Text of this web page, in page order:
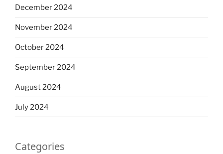
December 2024
November 2024
October 2024
September 2024
August 2024
July 2024
Categories